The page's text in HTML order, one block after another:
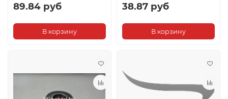
89.84 руб
В корзину
38.87 руб
В корзину